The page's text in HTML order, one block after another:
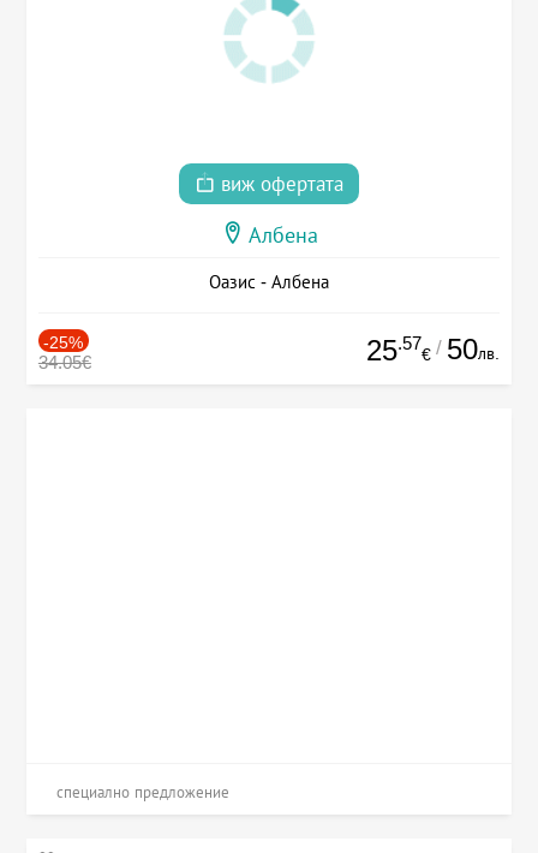
виж офертата
Албена
Оазис - Албена
-25%
34.05€ 25.57
€ / 50лв.
специално предложение